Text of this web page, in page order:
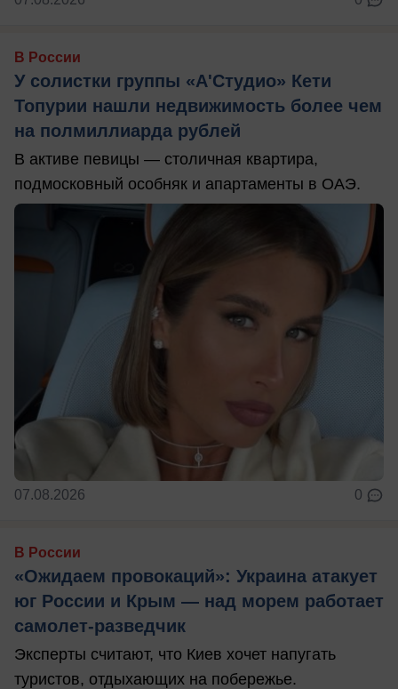
В России
У солистки группы «А'Студио» Кети
Топурии нашли недвижимость более чем
на полмиллиарда рублей
В активе певицы — столичная квартира,
подмосковный особняк и апартаменты в ОАЭ.
07.08.2026 0
В России
«Ожидаем провокаций»: Украина атакует
юг России и Крым — над морем работает
самолет-разведчик
Эксперты считают, что Киев хочет напугать
туристов, отдыхающих на побережье.